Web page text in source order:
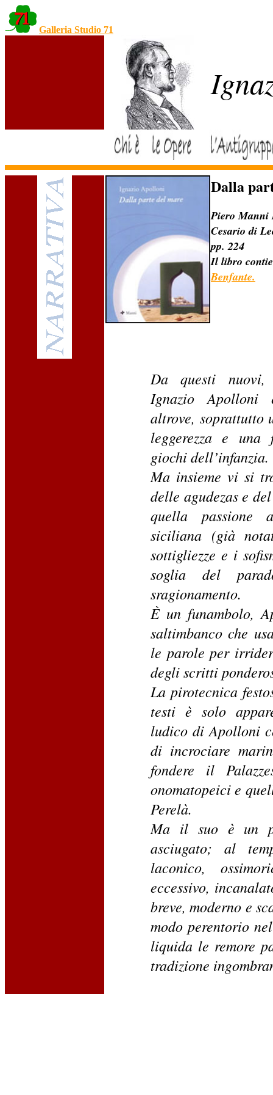
Galleria Studio 71
Dalla
Piero Manni
Cesario di
pp. 224
Il libro
Benfante.
Da questi nuovi,
Ignazio Apolloni
altrove, soprattutto
leggerezza e
giochi dell’infanzia.
Ma insieme vi si
delle agudezas e
quella passione
siciliana (già
sottigliezze e i
soglia del
sragionamento.
È un funambolo,
saltimbanco che
le parole per
degli scritti
La pirotecnica
testi è solo
ludico di Apolloni
di incrociare
fondere il
onomatopeici e
Perelà.
Ma il suo è un
asciugato; al
laconico,
eccessivo,
breve, moderno e
modo perentorio
liquida le remore
tradizione